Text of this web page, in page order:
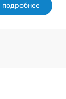
подробнее